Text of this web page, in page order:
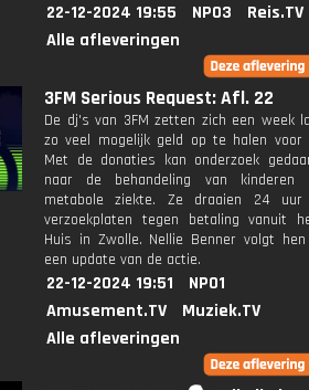
22-12-2024 19:55 NPO3
Reis.TV
Alle afleveringen
3FM Serious Request: Afl. 22
De dj's van 3FM zetten zich een week
zo veel mogelijk geld op te halen voor
Met de donaties kan onderzoek
naar de behandeling van kinderen
metabole ziekte. Ze draaien 24
verzoekplaten tegen betaling vanuit
Huis in Zwolle. Nellie Benner volgt
een update van de actie.
22-12-2024 19:51
NPO1
Amusement.TV
Muziek.TV
Alle afleveringen